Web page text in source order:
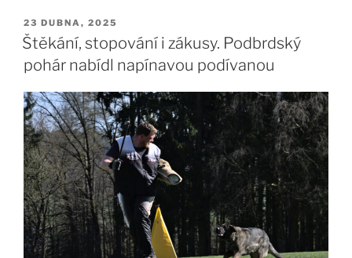
PUBLIKOVÁNO
23 DUBNA, 2025
Štěkání, stopování i zákusy. Podbrdský
pohár nabídl napínavou podívanou